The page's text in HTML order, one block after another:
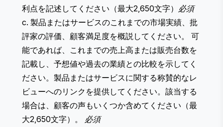
利点を記述してください（最大2,650文字） 必須
c. 製品またはサービスのこれまでの市場実績、批
評家の評価、顧客満足度を概説してください。 可
能であれば、これまでの売上高または販売台数を
記載し、予想値や過去の業績との比較を示してく
ださい。製品またはサービスに関する称賛的なレ
ビューへのリンクを提供してください。該当する
場合は、顧客の声もいくつか含めてください（最
大2,650文字）。 必須